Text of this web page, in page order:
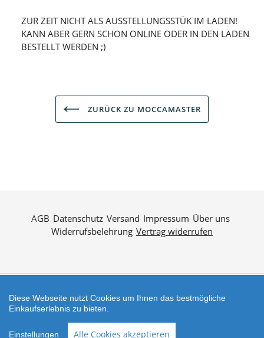
ZUR ZEIT NICHT ALS AUSSTELLUNGSSTÜK IM LADEN!
KANN ABER GERN SCHON ONLINE ODER IN DEN LADEN
BESTELLT WERDEN ;)
ZURÜCK ZU MOCCAMASTER
AGB Datenschutz Versand Impressum Über uns
Widerrufsbelehrung Vertrag widerrufen
Zahlungsarten
Shop erstellt mit Besuche uns auch auf lieber-
Diese Webseite nutzt Cookies um Ihnen das bestmögliche
Einkaufserlebnis zu bieten.
Einstellungen Alle Cookies akzeptieren